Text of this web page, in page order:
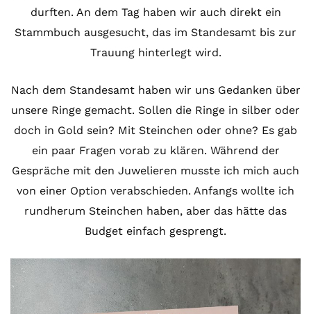
durften. An dem Tag haben wir auch direkt ein
Stammbuch ausgesucht, das im Standesamt bis zur
Trauung hinterlegt wird.
Nach dem Standesamt haben wir uns Gedanken über
unsere Ringe gemacht. Sollen die Ringe in silber oder
doch in Gold sein? Mit Steinchen oder ohne? Es gab
ein paar Fragen vorab zu klären. Während der
Gespräche mit den Juwelieren musste ich mich auch
von einer Option verabschieden. Anfangs wollte ich
rundherum Steinchen haben, aber das hätte das
Budget einfach gesprengt.